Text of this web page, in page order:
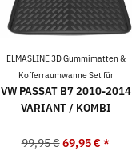
ELMASLINE 3D Gummimatten &
Kofferraumwanne Set für
VW PASSAT B7 2010-2014
VARIANT / KOMBI
99,95 € 69,95 €*